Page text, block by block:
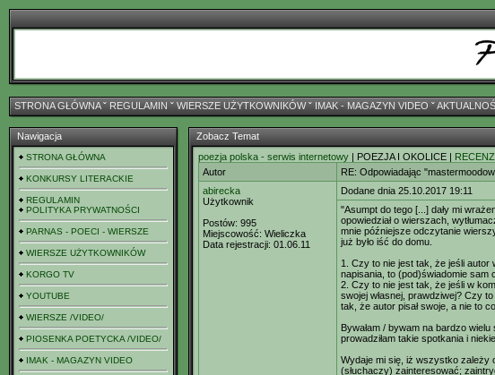
STRONA GŁÓWNAˇ REGULAMIN ˇ WIERSZE UŻYTKOWNIKÓWˇ IMAK - MAGAZYN VIDEO ˇ
Nawigacja
STRONA GŁÓWNA
KONKURSY LITERACKIE
REGULAMIN
POLITYKA PRYWATNOŚCI
PARNAS - POECI - WIERSZE
WIERSZE UŻYTKOWNIKÓW
KORGO TV
YOUTUBE
WIERSZE /VIDEO/
PIOSENKA POETYCKA /VIDEO/
IMAK - MAGAZYN VIDEO
Zobacz Temat
poezja polska - serwis internetowy | POEZJA I OKOLICE |
Autor
RE: Odpowiadając
abirecka
Użytkownik
Postów: 995
Miejscowość: Wieliczka
Data rejestracji: 01.06.11
Dodane dnia 25.10.2017 19:11
"Asumpt do tego [...] dały mi
opowiedział o wierszach,
mnie późniejsze odczytanie
już było iść do domu.
1. Czy to nie jest tak, że jeśli autor
napisania, to (pod)świadomie sam
2. Czy to nie jest tak, że jeśli w
swojej własnej, prawdziwej? Czy
tak, że autor pisał swoje, a nie to
Bywałam / bywam na bardzo
prowadziłam takie spotkania i
Wydaje mi się, iż wszystko zależy
(słuchaczy) zainteresować;